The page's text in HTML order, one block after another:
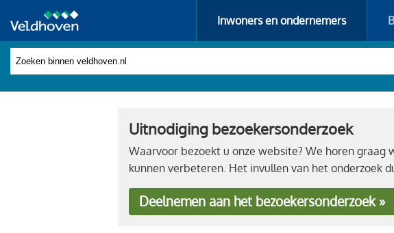
Inwoners en ondernemers
Uitnodiging bezoekersonderzoek
Waarvoor bezoekt u onze website? We horen
kunnen verbeteren. Het invullen van het onderzoek
Deelnemen aan het bezoekersonderzoek »